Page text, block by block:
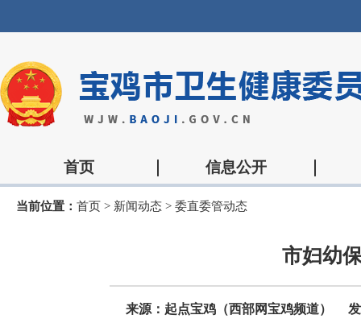
首页 信息公开
当前位置： 首页 > 新闻动态 > 委直委管动态
市妇幼
来源：起点宝鸡（西部网宝鸡频道）